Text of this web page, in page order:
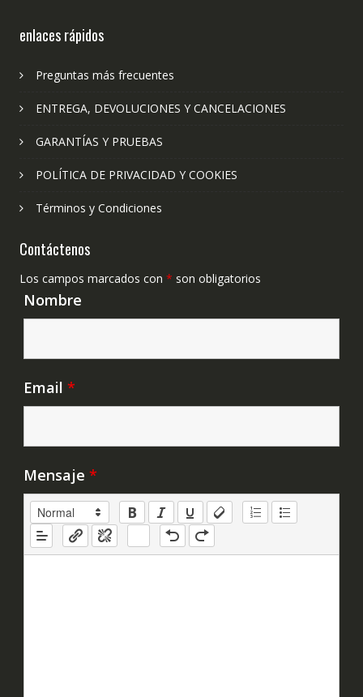
enlaces rápidos
Preguntas más frecuentes
ENTREGA, DEVOLUCIONES Y CANCELACIONES
GARANTÍAS Y PRUEBAS
POLÍTICA DE PRIVACIDAD Y COOKIES
Términos y Condiciones
Contáctenos
Los campos marcados con * son obligatorios
Nombre
Email *
Mensaje *